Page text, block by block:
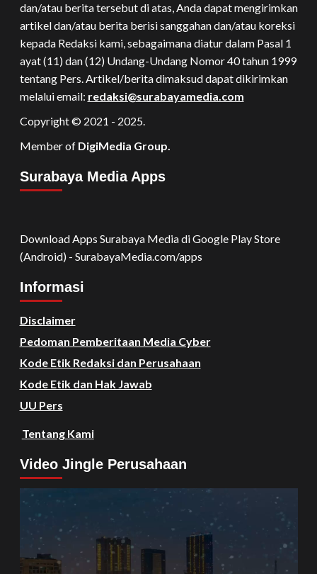
dan/atau berita tersebut di atas, Anda dapat mengirimkan
artikel dan/atau berita berisi sanggahan dan/atau koreksi
kepada Redaksi kami, sebagaimana diatur dalam Pasal 1
ayat (11) dan (12) Undang-Undang Nomor 40 tahun 1999
tentang Pers. Artikel/berita dimaksud dapat dikirimkan
melalui email: redaksi@surabayamedia.com
Copyright © 2021 - 2025.
Member of DigiMedia Group.
Surabaya Media Apps
Download Apps Surabaya Media di Google Play Store
(Android) - SurabayaMedia.com/apps
Informasi
Disclaimer
Pedoman Pemberitaan Media Cyber
Kode Etik Redaksi dan Perusahaan
Kode Etik dan Hak Jawab
UU Pers
Tentang Kami
Video Jingle Perusahaan
Video
Player